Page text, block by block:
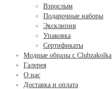
Взрослым
Подарочные наборы
Эксклюзив
Упаковка
Сертификаты
Модные образы с Clubzakolka
Галерея
О нас
Доставка и оплата